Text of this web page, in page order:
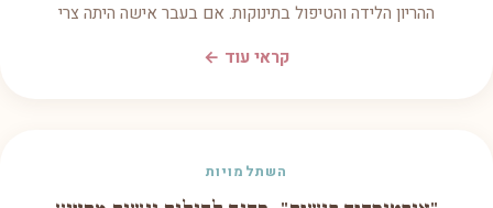
ההריון הלידה והטיפול בתינוקות. אם בעבר אישה היתה צרי
קראי עוד ←
השתלמויות